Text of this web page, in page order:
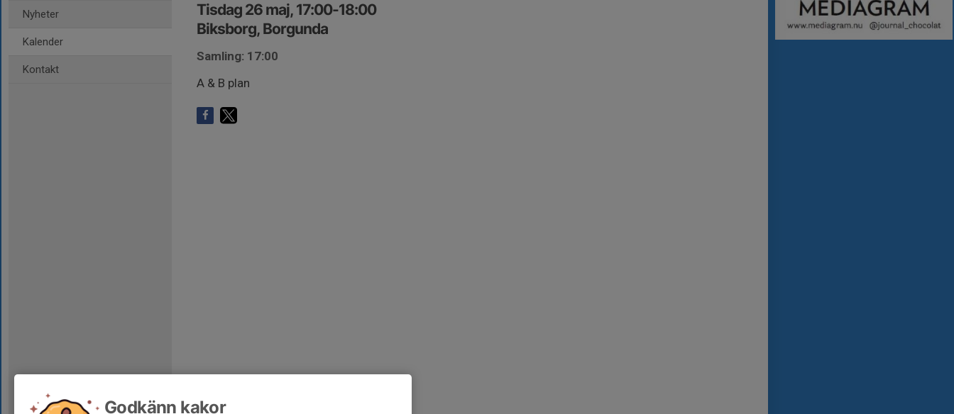
Nyheter
Kalender
Kontakt
Tisdag 26 maj, 17:00-18:00
Biksborg, Borgunda
Samling: 17:00
A & B plan
Godkänn kakor